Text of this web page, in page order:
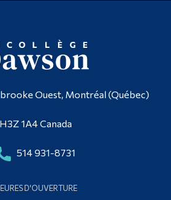
Ouest, Montréal (Québec)
H3Z 1A4 Canada
514 931-8731
D'OUVERTURE